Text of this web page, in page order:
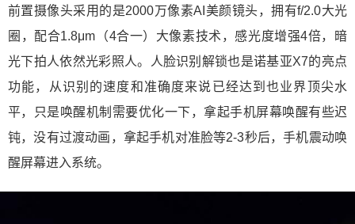
前置摄像头采用的是2000万像素AI美颜镜头，拥有f/2.0大光
圈，配合1.8μm（4合一）大像素技术，感光度增强4倍，暗
光下拍人依然光彩照人。人脸识别解锁也是诺基亚X7的亮点
功能，从识别的速度和准确度来说已经达到也业界顶尖水
平，只是唤醒机制需要优化一下，拿起手机屏幕唤醒有些迟
钝，没有过渡动画，拿起手机对准脸等2-3秒后，手机震动唤
醒屏幕进入系统。